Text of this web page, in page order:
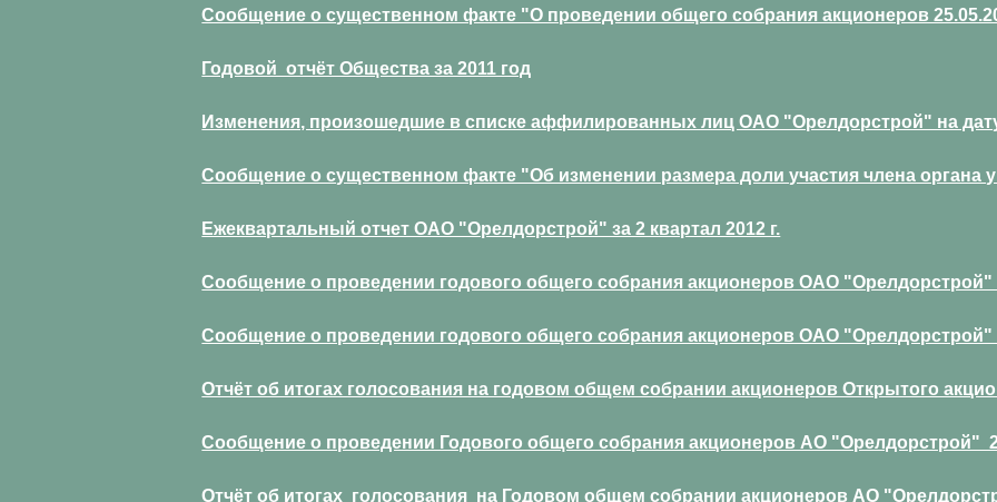
Сообщение о существенном факте "О проведении общего собрания акционеров
Годовой отчёт Общества за 2011 год
Изменения, произошедшие в списке аффилированных лиц ОАО "Орелдорстрой" на дату
Сообщение о существенном факте "Об изменении размера доли участия члена органа
Ежеквартальный отчет ОАО "Орелдорстрой" за 2 квартал 2012 г.
Сообщение о проведении годового общего собрания акционеров ОАО "Орелдорстрой"
Сообщение о проведении годового общего собрания акционеров ОАО "Орелдорстрой"
Отчёт об итогах голосования на годовом общем собрании акционеров Открытого
Сообщение о проведении Годового общего собрания акционеров АО "Орелдорстрой"
Отчёт об итогах голосования на Годовом общем собрании акционеров АО